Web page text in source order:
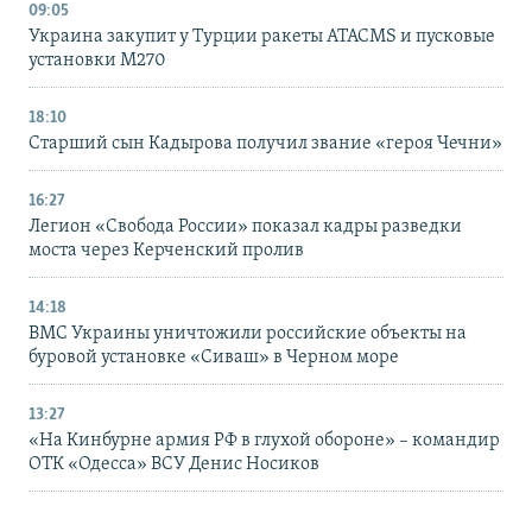
09:05
Украина закупит у Турции ракеты ATACMS и пусковые
установки M270
18:10
Старший сын Кадырова получил звание «героя Чечни»
16:27
Легион «Свобода России» показал кадры разведки
моста через Керченский пролив
14:18
ВМС Украины уничтожили российские объекты на
буровой установке «Сиваш» в Черном море
13:27
«На Кинбурне армия РФ в глухой обороне» – командир
ОТК «Одесса» ВСУ Денис Носиков